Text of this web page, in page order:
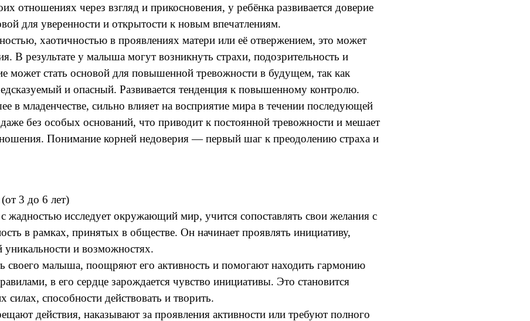
отношениях через взгляд и прикосновения, у ребёнка развивается доверие
для уверенности и открытости к новым впечатлениям.
хаотичностью в проявлениях матери или её отвержением, это может
В результате у малыша могут возникнуть страхи, подозрительность и
может стать основой для повышенной тревожности в будущем, так как
и опасный. Развивается тенденция к повышенному контролю.
в младенчестве, сильно влияет на восприятие мира в течении последующей
без особых оснований, что приводит к постоянной тревожности и мешает
Понимание корней недоверия — первый шаг к преодолению страха и
3 до 6 лет)
жадностью исследует окружающий мир, учится сопоставлять свои желания с
в рамках, принятых в обществе. Он начинает проявлять инициативу,
уникальности и возможностях.
своего малыша, поощряют его активность и помогают находить гармонию
в его сердце зарождается чувство инициативы. Это становится
способности действовать и творить.
действия, наказывают за проявления активности или требуют полного